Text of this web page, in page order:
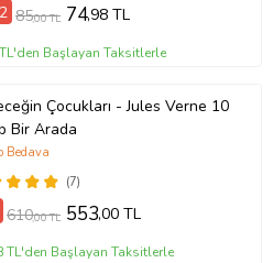
85,00 TL 74,98 TL
Başlayan Taksitlerle
Çocukları - Jules Verne 10
Bir Arada
(7)
Bedava
610,00 TL 553,00 TL
TL'den Başlayan Taksitlerle